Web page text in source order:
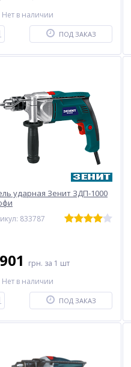
Нет в наличии
ПОД ЗАКАЗ
ударная Зенит ЗДП-1000
833787
грн. за 1 шт
Нет в наличии
ПОД ЗАКАЗ